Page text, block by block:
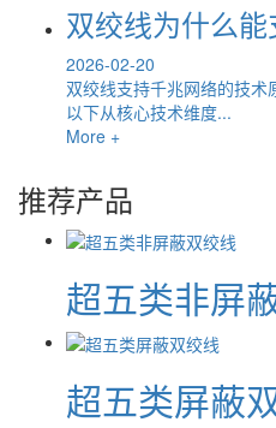
双绞线为什么
2026-02-20
双绞线支持千兆网络的技术
以下从核心技术维度...
More +
推荐产品
超五类非屏
超五类屏蔽